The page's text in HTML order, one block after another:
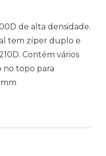
de alta densidade.
tem zíper duplo e
Contém vários
no topo para